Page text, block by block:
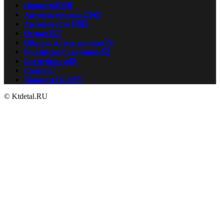
Новости5068
Автомастерская2343
Автоновости1081
Отдых127
Обзоры и тест драйвы78
Российский автопром52
Без рубрики48
Спорт37
Новости ПДД35
© Ktdetal.RU